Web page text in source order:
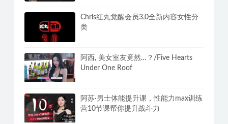
Chris红丸觉醒会员3.0全新内容女性分
类
阿西, 美女室友竟然…？/Five Hearts
Under One Roof
阿苏·男士体能提升课，性能力max训练
营10节课帮你提升战斗力